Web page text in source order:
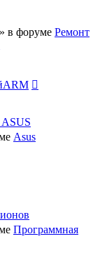
» в форуме Ремонт
Asus
Программная